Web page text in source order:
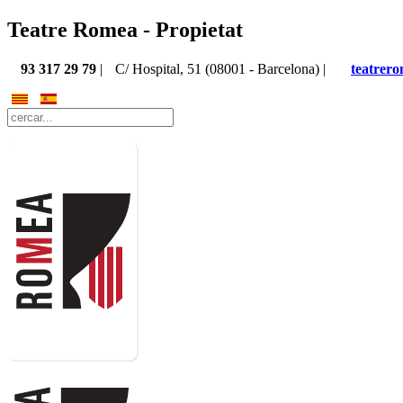
Teatre Romea - Propietat
93 317 29 79 | C/ Hospital, 51 (08001 - Barcelona) |